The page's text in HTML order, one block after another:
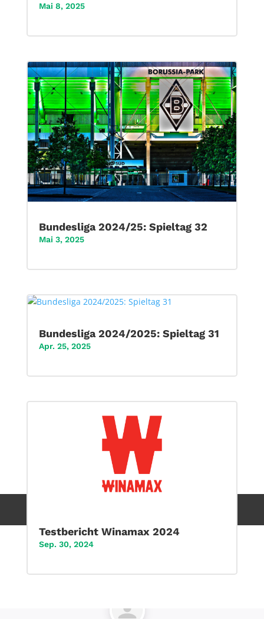
Mai 8, 2025
Bundesliga 2024/25: Spieltag 32
Mai 3, 2025
Bundesliga 2024/2025: Spieltag 31
Apr. 25, 2025
Testbericht Winamax 2024
Sep. 30, 2024